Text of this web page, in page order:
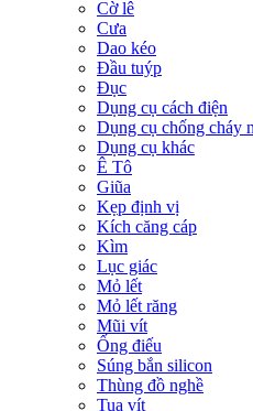
Cờ lê
Cưa
Dao kéo
Đầu tuýp
Đục
Dụng cụ cách điện
Dụng cụ chống cháy
Dụng cụ khác
Ê Tô
Giũa
Kẹp định vị
Kích căng cáp
Kìm
Lục giác
Mỏ lết
Mỏ lết răng
Mũi vít
Ống điếu
Súng bắn silicon
Thùng đồ nghề
Tua vít